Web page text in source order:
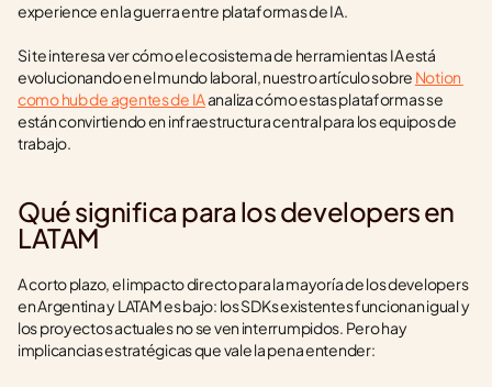
experience en la guerra entre plataformas de IA.
Si te interesa ver cómo el ecosistema de herramientas IA está
evolucionando en el mundo laboral, nuestro artículo sobre Notion
como hub de agentes de IA analiza cómo estas plataformas se
están convirtiendo en infraestructura central para los equipos de
trabajo.
Qué significa para los developers en
LATAM
A corto plazo, el impacto directo para la mayoría de los developers
en Argentina y LATAM es bajo: los SDKs existentes funcionan igual y
los proyectos actuales no se ven interrumpidos. Pero hay
implicancias estratégicas que vale la pena entender: